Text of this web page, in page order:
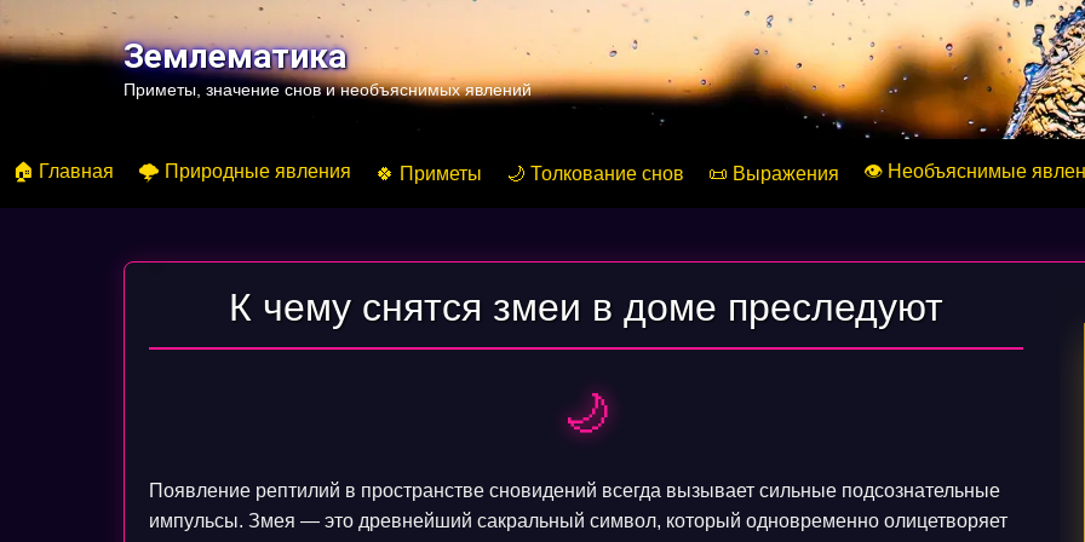
к
содержимомуЗемлематика
Приметы, значение снов и необъяснимых явлений
🏠 Главная 🌩️ Природные явления 🍀 Приметы 🌙 Толкование снов 📜 Выражения 👁️ Необъяснимые
К чему снятся змеи в доме преследуют
🌙
Появление рептилий в пространстве сновидений всегда вызывает сильные подсознательные
импульсы. Змея — это древнейший сакральный символ, который одновременно олицетворяет